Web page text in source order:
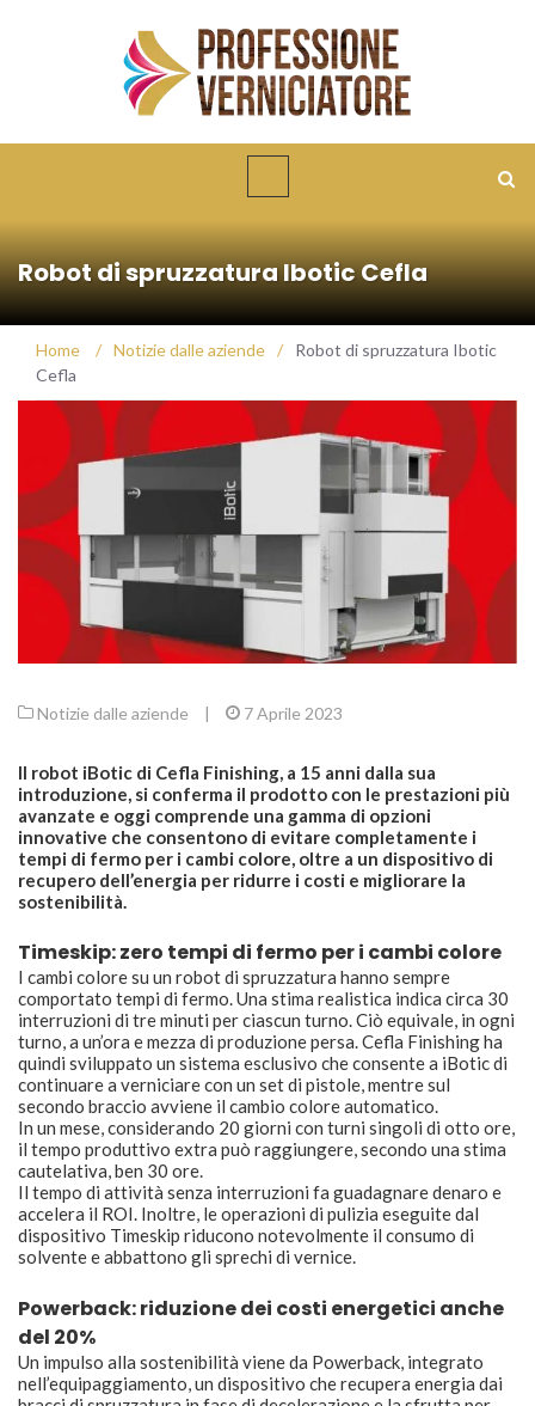
Robot di spruzzatura Ibotic Cefla
Home / Notizie dalle aziende /
Robot di spruzzatura Ibotic
Cefla
Notizie dalle aziende | 7 Aprile 2023
Il robot iBotic di Cefla Finishing, a 15 anni dalla sua
introduzione, si conferma il prodotto con le prestazioni più
avanzate e oggi comprende una gamma di opzioni
innovative che consentono di evitare completamente i
tempi di fermo per i cambi colore, oltre a un dispositivo di
recupero dell’energia per ridurre i costi e migliorare la
sostenibilità.
Timeskip: zero tempi di fermo per i cambi colore
I cambi colore su un robot di spruzzatura hanno sempre
comportato tempi di fermo. Una stima realistica indica circa 30
interruzioni di tre minuti per ciascun turno. Ciò equivale, in ogni
turno, a un’ora e mezza di produzione persa. Cefla Finishing ha
quindi sviluppato un sistema esclusivo che consente a iBotic di
continuare a verniciare con un set di pistole, mentre sul
secondo braccio avviene il cambio colore automatico.
In un mese, considerando 20 giorni con turni singoli di otto ore,
il tempo produttivo extra può raggiungere, secondo una stima
cautelativa, ben 30 ore.
Il tempo di attività senza interruzioni fa guadagnare denaro e
accelera il ROI. Inoltre, le operazioni di pulizia eseguite dal
dispositivo Timeskip riducono notevolmente il consumo di
solvente e abbattono gli sprechi di vernice.
Powerback: riduzione dei costi energetici anche
del 20%
Un impulso alla sostenibilità viene da Powerback, integrato
nell’equipaggiamento, un dispositivo che recupera energia dai